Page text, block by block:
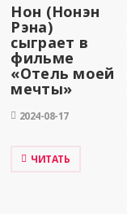
Нон (Нонэн
Рэна)
сыграет в
фильме
«Отель моей
мечты»
2024-08-17
ЧИТАТЬ